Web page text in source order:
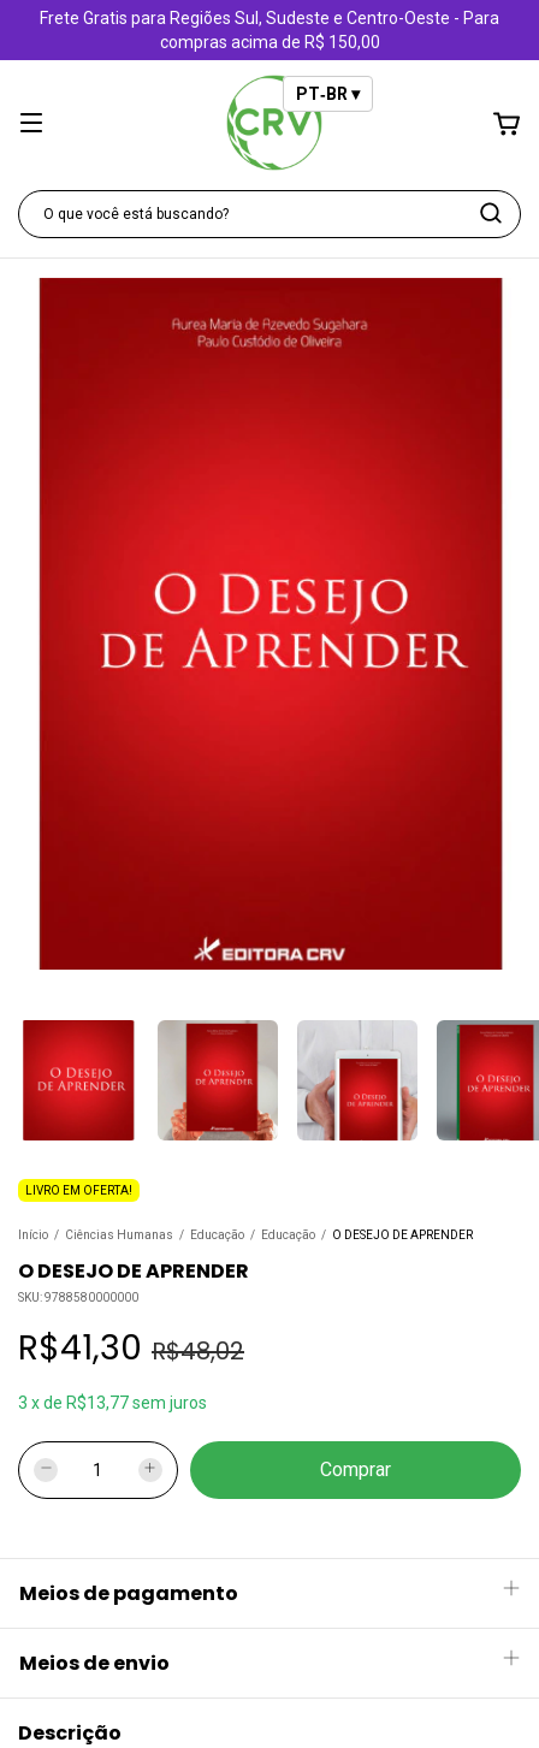
Frete Gratis para Regiões Sul, Sudeste e Centro-Oeste - Para
compras acima de R$ 150,00
PT‑BR ▾
LIVRO EM OFERTA!
Início / Ciências Humanas / Educação / Educação / O DESEJO DE APRENDER
O DESEJO DE APRENDER
SKU:9788580000000
R$41,30 R$48,02
3 xde R$13,77sem juros
Meios de pagamento
Meios de envio
Descrição